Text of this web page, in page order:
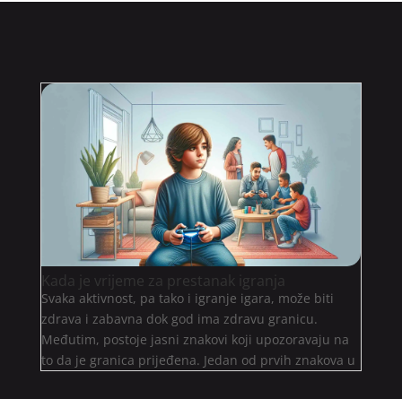
Kada je vrijeme za prestanak igranja
Svaka aktivnost, pa tako i igranje igara, može biti
zdrava i zabavna dok god ima zdravu granicu.
Međutim, postoje jasni znakovi koji upozoravaju na
to da je granica prijeđena. Jedan od prvih znakova u